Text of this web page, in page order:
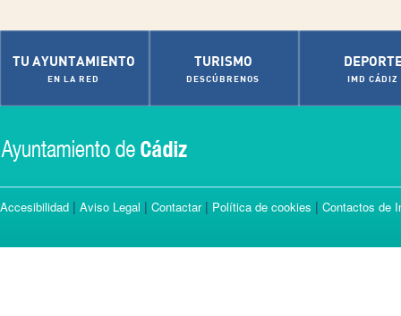
TU AYUNTAMIENTO
EN LA RED
TURISMO
DESCÚBRENOS IMD CÁDIZ
Accesibilidad | Aviso Legal | Contactar| Política de cookies | Contactos de